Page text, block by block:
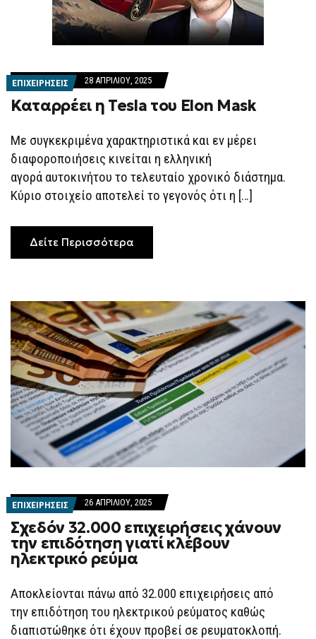
ΕΠΙΧΕΙΡΗΣΕΙΣ 28 ΑΠΡΙΛΊΟΥ, 2025
Καταρρέει η Tesla του Elon Mask
Με συγκεκριμένα χαρακτηριστικά και εν μέρει
διαφοροποιήσεις κινείται η ελληνική
αγορά αυτοκινήτου το τελευταίο χρονικό διάστημα.
Κύριο στοιχείο αποτελεί το γεγονός ότι η […]
Δείτε Περισσότερα
ΕΠΙΧΕΙΡΗΣΕΙΣ 26 ΑΠΡΙΛΊΟΥ, 2025
Σχεδόν 32.000 επιχειρήσεις χάνουν
την επιδότηση γιατί κλέβουν
ηλεκτρικό ρεύμα
Αποκλείονται πάνω από 32.000 επιχειρήσεις από
την επιδότηση του ηλεκτρικού ρεύματος καθώς
διαπιστώθηκε ότι έχουν προβεί σε ρευματοκλοπή.